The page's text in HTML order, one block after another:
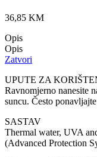
36,85 KM
Opis
Opis
Zatvori
UPUTE ZA
Ravnomjerno nanesite
suncu. Često
SASTAV
Thermal water, UVA
(Advanced Protection